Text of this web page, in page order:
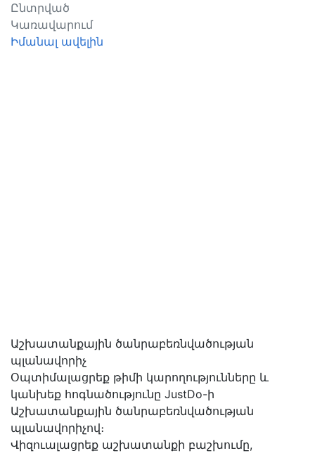
Ընտրված
Կառավարում
Իմանալ ավելին
Աշխատանքային ծանրաբեռնվածության
պլանավորիչ
Օպտիմալացրեք թիմի կարողությունները և
կանխեք հոգնածությունը JustDo-ի
Աշխատանքային ծանրաբեռնվածության
պլանավորիչով։
Վիզուալացրեք աշխատանքի բաշխումը,